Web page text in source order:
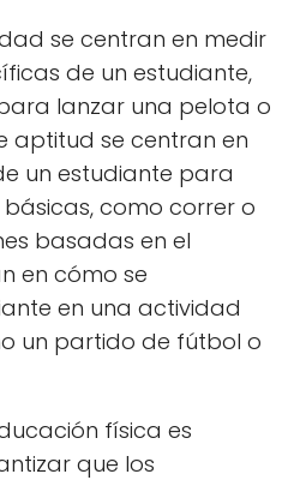
se centran en medir
de un estudiante,
lanzar una pelota o
aptitud se centran en
un estudiante para
como correr o
basadas en el
en cómo se
en una actividad
un partido de fútbol o
física es
que los